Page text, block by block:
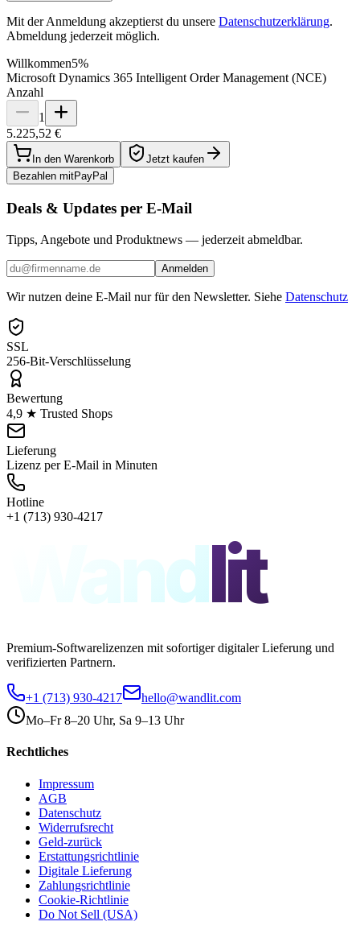
Mit der Anmeldung akzeptierst du unsere Datenschutzerklärung.
Abmeldung jederzeit möglich.
Willkommen5%
Microsoft Dynamics 365 Intelligent Order Management (NCE)
Anzahl
1
5.225,52 €
In den Warenkorb
Jetzt kaufen
Bezahlen mitPayPal
Deals & Updates per E-Mail
Tipps, Angebote und Produktnews — jederzeit abmeldbar.
Anmelden
Wir nutzen deine E-Mail nur für den Newsletter. Siehe Datenschutz
SSL
256-Bit-Verschlüsselung
Bewertung
4,9 ★ Trusted Shops
Lieferung
Lizenz per E-Mail in Minuten
Hotline
+1 (713) 930-4217
Wandlit
Premium-Softwarelizenzen mit sofortiger digitaler Lieferung und
verifizierten Partnern.
+1 (713) 930-4217
hello@wandlit.com
Mo–Fr 8–20 Uhr, Sa 9–13 Uhr
Rechtliches
Impressum
AGB
Datenschutz
Widerrufsrecht
Geld-zurück
Erstattungsrichtlinie
Digitale Lieferung
Zahlungsrichtlinie
Cookie-Richtlinie
Do Not Sell (USA)